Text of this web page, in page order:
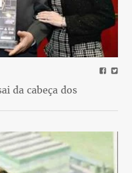
da cabeça dos